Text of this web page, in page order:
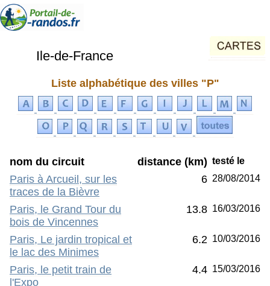
Ile-de-France
Liste alphabétique des villes "P"
nom du circuit distance (km) testé le
Paris à Arcueil, sur les
traces de la Bièvre
6 28/08/2014
Paris, le Grand Tour du
bois de Vincennes
13.8 16/03/2016
Paris, Le jardin tropical et
le lac des Minimes
6.2 10/03/2016
Paris, le petit train de
l'Expo
4.4 15/03/2016